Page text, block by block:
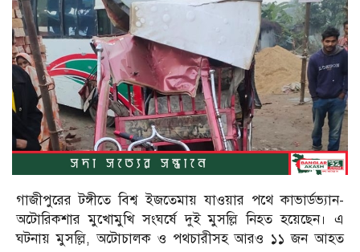
গাজীপুরের টঙ্গীতে বিশ্ব ইজতেমায় যাওয়ার পথে কাভার্ডভ্যান-
অটোরিকশার মুখোমুখি সংঘর্ষে দুই মুসল্লি নিহত হয়েছেন। এ
ঘটনায় মুসল্লি, অটোচালক ও পথচারীসহ আরও ১১ জন আহত